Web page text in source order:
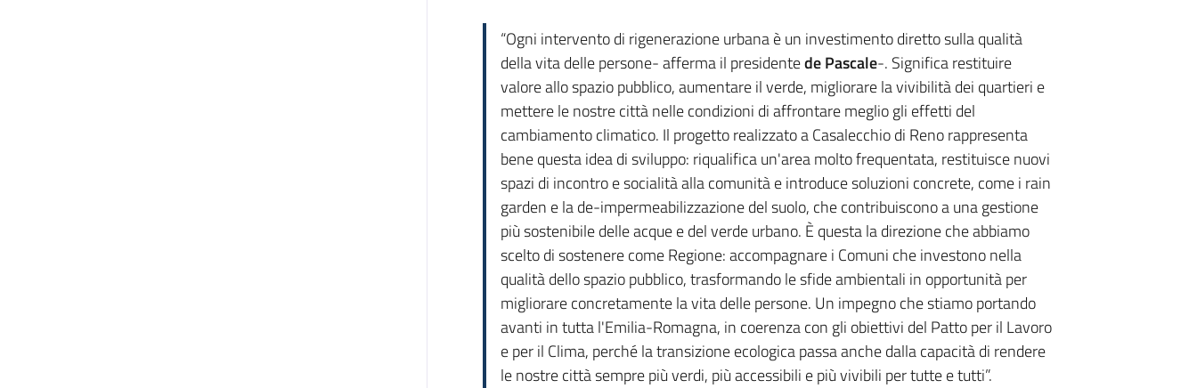
“Ogni intervento di rigenerazione urbana è un investimento diretto sulla qualità
della vita delle persone- afferma il presidentede Pascale-. Significa restituire
valore allo spazio pubblico, aumentare il verde, migliorare la vivibilità dei quartieri e
mettere le nostre città nelle condizioni di affrontare meglio gli effetti del
cambiamento climatico. Il progetto realizzato a Casalecchio di Reno rappresenta
bene questa idea di sviluppo: riqualifica un'area molto frequentata, restituisce nuovi
spazi di incontro e socialità alla comunità e introduce soluzioni concrete, come i rain
garden e la de-impermeabilizzazione del suolo, che contribuiscono a una gestione
più sostenibile delle acque e del verde urbano. È questa la direzione che abbiamo
scelto di sostenere come Regione: accompagnare i Comuni che investono nella
qualità dello spazio pubblico, trasformando le sfide ambientali in opportunità per
migliorare concretamente la vita delle persone. Un impegno che stiamo portando
avanti in tutta l'Emilia-Romagna, in coerenza con gli obiettivi del Patto per il Lavoro
e per il Clima, perché la transizione ecologica passa anche dalla capacità di rendere
le nostre città sempre più verdi, più accessibili e più vivibili per tutte e tutti”.